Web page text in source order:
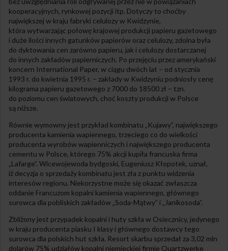
kooperacyjnych, rynkowej pozycji itp. Dotyczy to choćby
największej w kraju fabryki celulozy w Kwidzynie,
która wytwarzając połowę krajowej produkcji papieru gazetowego
i duże ilości innych gatunków papierów oraz celulozy, zdolna była
do dyktowania cen zarówno papieru, jak i celulozy dostarczanej
do innych zakładów papierniczych. Po przejęciu przez amerykański
koncern International Paper, w ciągu dwóch lat – od stycznia
1993 r. do kwietnia 1995 r. – zakłady w Kwidzyniu podniosły cenę
kilograma papieru gazetowego z 7000 do 18500 zł – tzn.
do poziomu cen światowych, choć koszty produkcji w Polsce
są niższe.
Równie wymowny jest przykład kombinatu „Kujawy”, największego
producenta kamienia wapiennego, trzeciego co do wielkości
producenta wyrobów wapienniczych i największego producenta
cementu w Polsce, którego 75% akcji kupiła francuska firma
„Lafarge”. Wicewojewoda bydgoski, Eugeniusz Kłopotek, uznał,
iż decyzja o sprzedaży kombinatu jest zła z punktu widzenia
interesów regionu. Niekorzystne może się okazać zwłaszcza
oddanie Francuzom kopalni kamienia wapiennego, głównego
surowca dla pobliskich zakładów „Soda-Mątwy” i „Janikosoda”.
Zbliżony jest przypadek kopalni i huty szkła w Osiecznicy, jedynego
w kraju producenta piasku I klasy i głównego dostawcy tego
surowca dla polskich hut szkła. Resort skarbu sprzedał za 3,02 mln
dolarów 75% udziałów kopalni niemieckiej firmie Quartzwerke